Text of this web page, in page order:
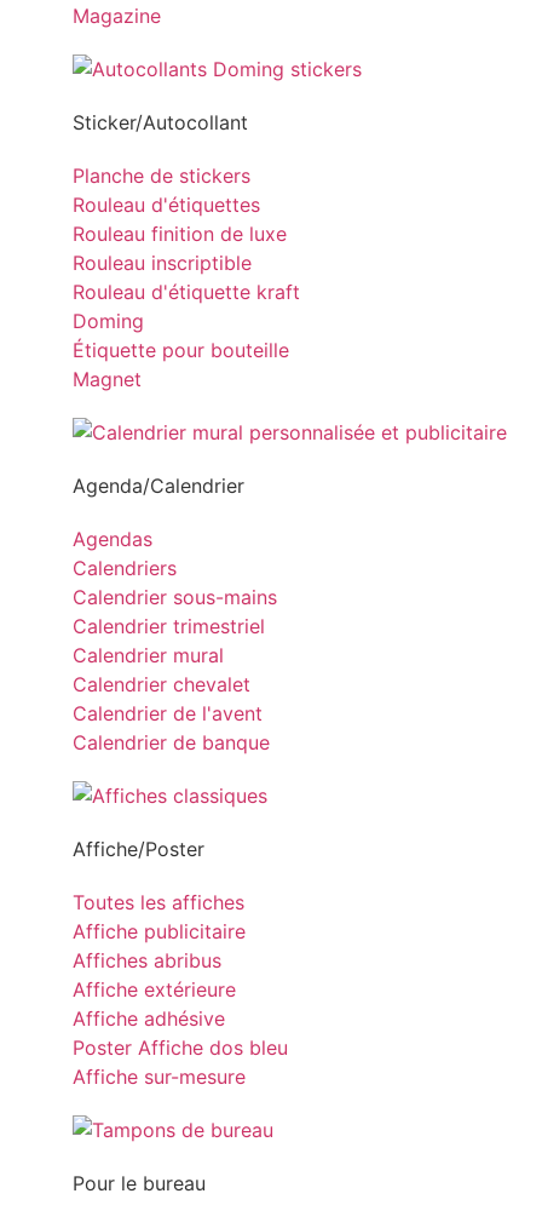
Magazine
Sticker/Autocollant
Planche de stickers
Rouleau d'étiquettes
Rouleau finition de luxe
Rouleau inscriptible
Rouleau d'étiquette kraft
Doming
Étiquette pour bouteille
Magnet
Agenda/Calendrier
Agendas
Calendriers
Calendrier sous-mains
Calendrier trimestriel
Calendrier mural
Calendrier chevalet
Calendrier de l'avent
Calendrier de banque
Affiche/Poster
Toutes les affiches
Affiche publicitaire
Affiches abribus
Affiche extérieure
Affiche adhésive
Poster Affiche dos bleu
Affiche sur-mesure
Pour le bureau